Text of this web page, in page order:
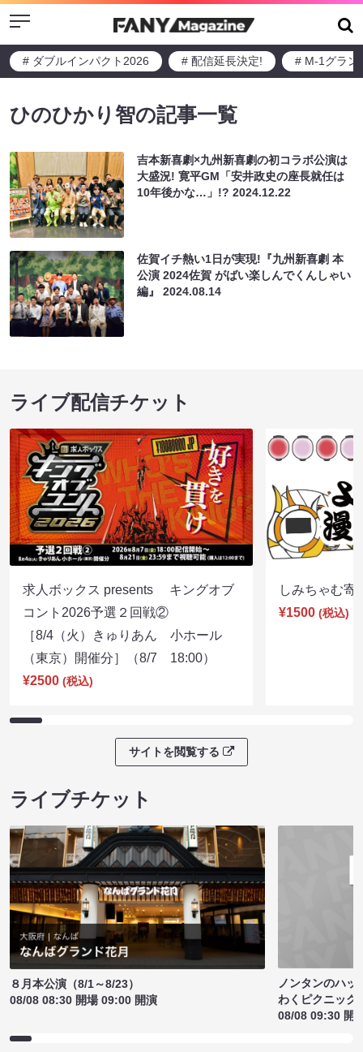
Menu
# ダブルインパクト2026 # 配信延長決定! # M-1グラン
ひのひかり智の記事一覧
吉本新喜劇×九州新喜劇の初コラボ公演は
大盛況! 寛平GM「安井政史の座長就任は
10年後かな…」!?2024.12.22
佐賀イチ熱い1日が実現!『九州新喜劇 本
公演 2024佐賀 がばい楽しんでくんしゃい
編』2024.08.14
ライブ配信チケット
求人ボックス presents キングオブ
コント2026予選２回戦②
［8/4（火）きゅりあん 小ホール
（東京）開催分］（8/7 18:00）
¥2500 (税込)
しみちゃむ
¥1500 (税込)
サイトを閲覧する
ライブチケット
８月本公演（8/1～8/23）
08/08 08:30 開場 09:00 開演
ノンタンのハッ
わくピクニック
08/08 09:30 開